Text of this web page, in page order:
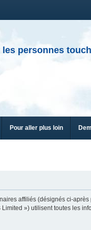
personnes
Pour aller plus loin
affiliés (désignés ci-
») utilisent toutes les